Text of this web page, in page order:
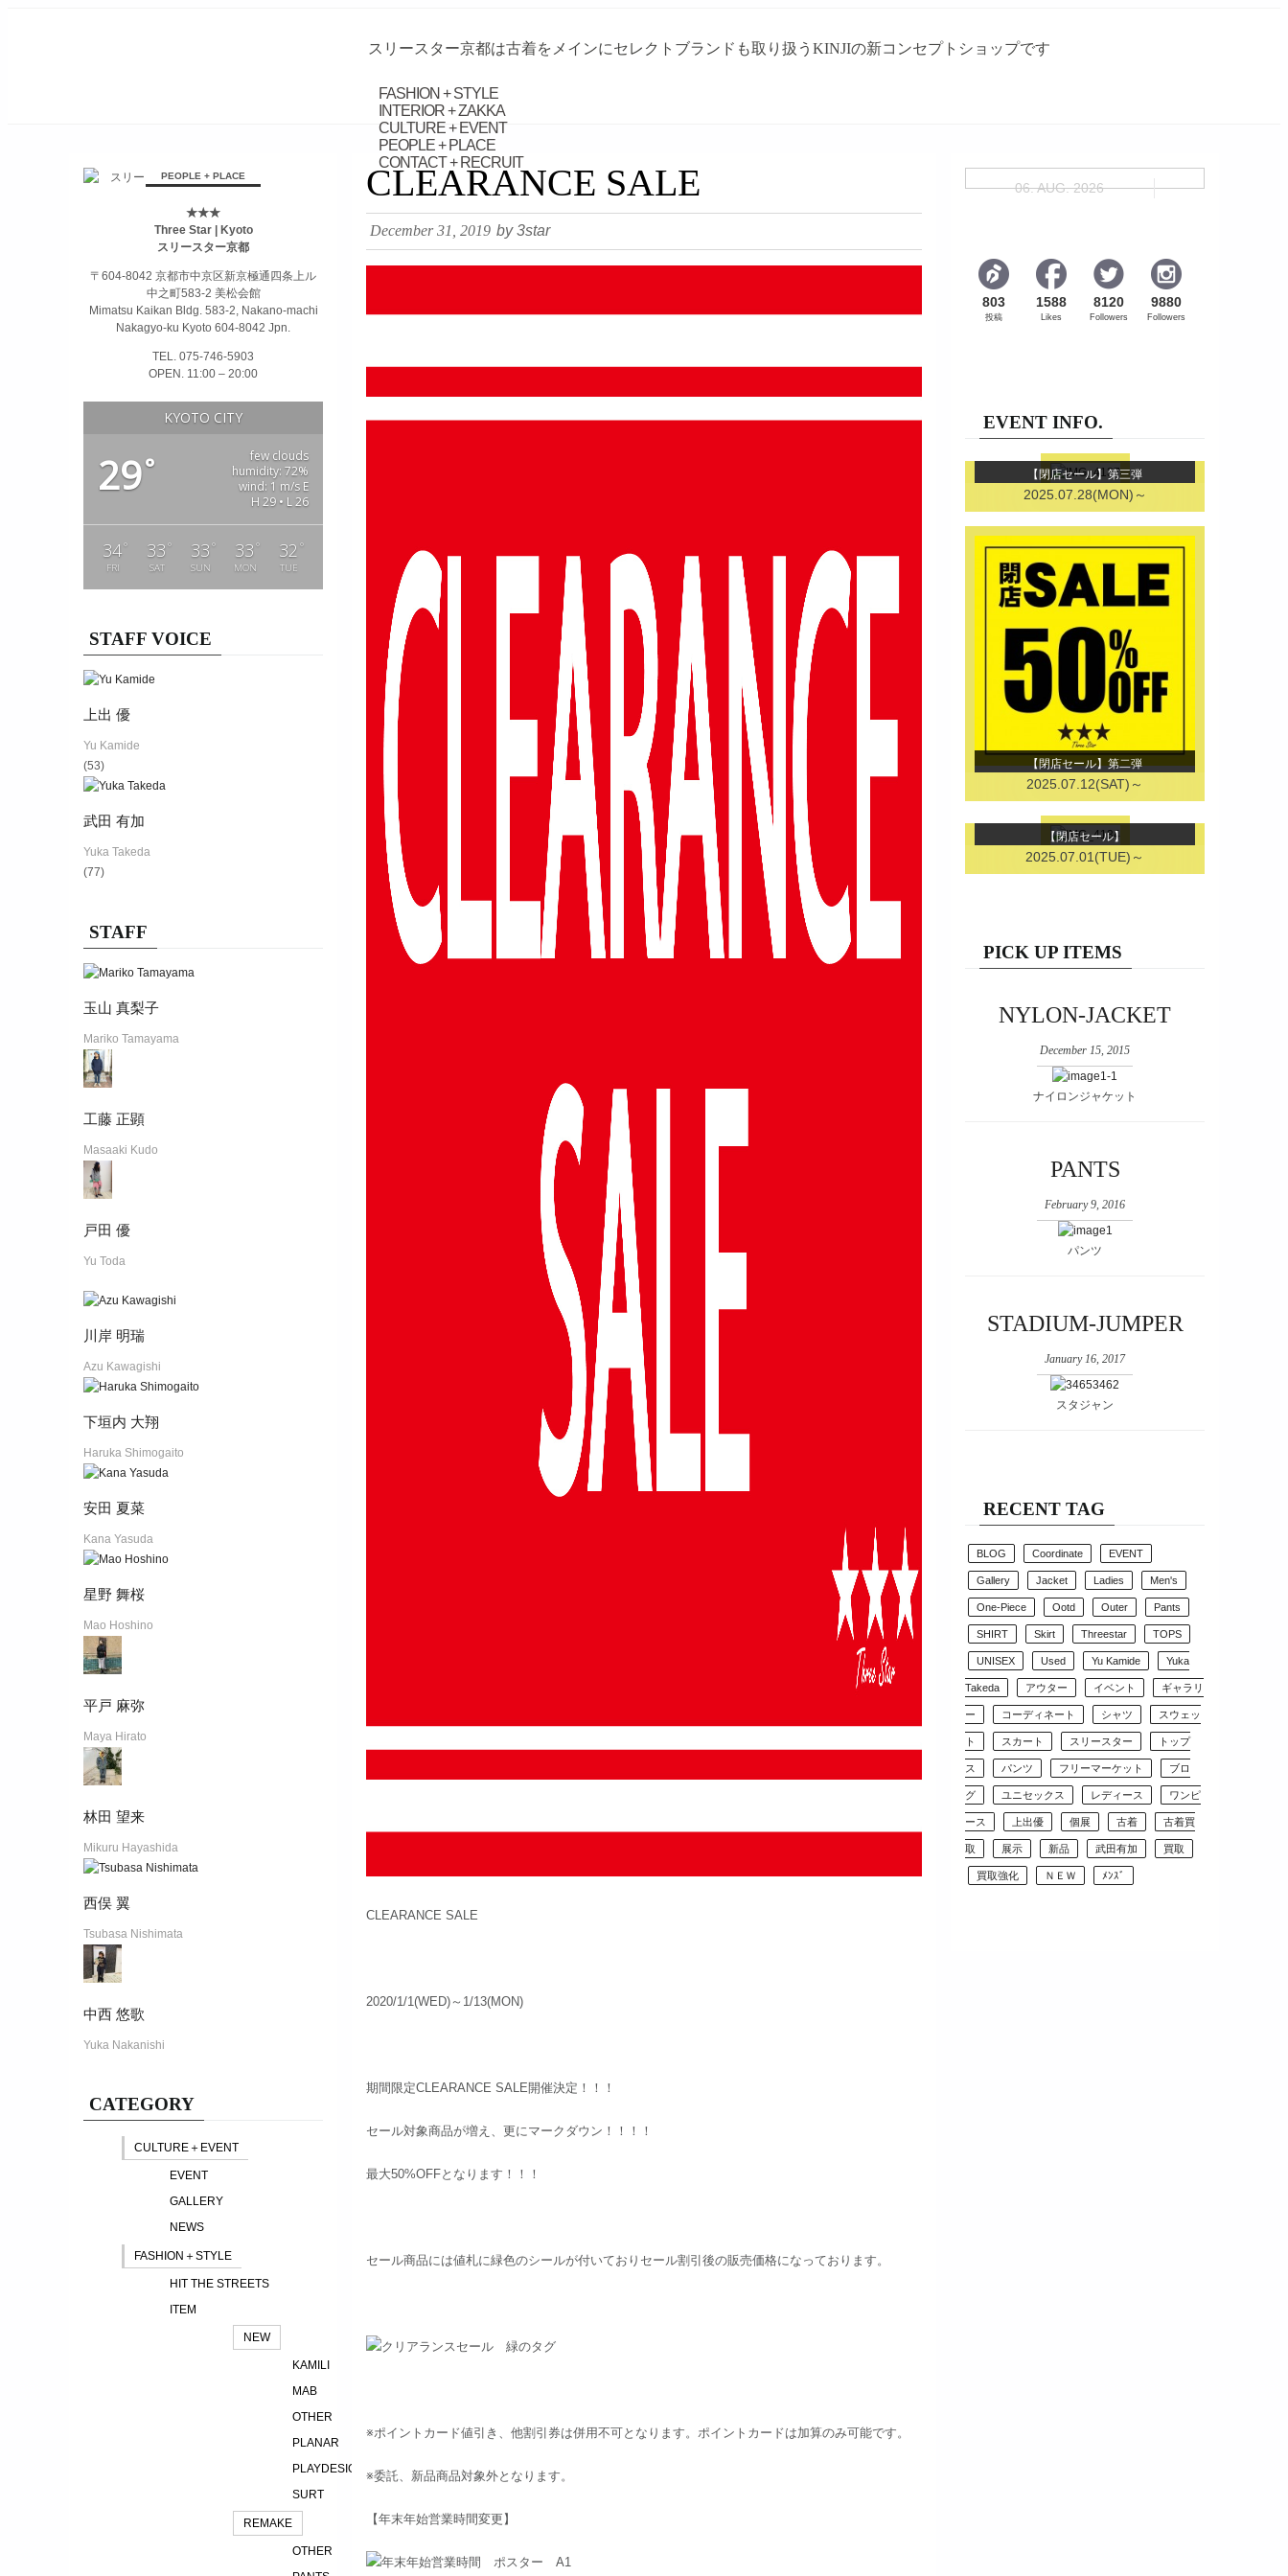
スリースター京都は古着をメインにセレクトブランドも取り扱うKINJIの新コンセプトショップです
FASHION + STYLE
INTERIOR + ZAKKA
CULTURE + EVENT
PEOPLE + PLACE
CONTACT + RECRUIT
займ на карту онлайн без отказа
PEOPLE + PLACE
★★★
Three Star | Kyoto
スリースター京都
〒604-8042 京都市中京区新京極通四条上ル
中之町583-2 美松会館
Mimatsu Kaikan Bldg. 583-2, Nakano-machi
Nakagyo-ku Kyoto 604-8042 Jpn.
TEL. 075-746-5903
OPEN. 11:00 – 20:00
KYOTO CITY
29°
few clouds
humidity: 72%
wind: 1 m/s E
H 29 • L 26
34°
FRI
33 °
SAT
33 °
SUN
33 °
MON
32 °
TUE
STAFF VOICE
上出 優
Yu Kamide
(53)
武田 有加
Yuka Takeda
(77)
STAFF
玉山 真梨子
Mariko Tamayama
工藤 正顕
Masaaki Kudo
戸田 優
Yu Toda
川岸 明瑞
Azu Kawagishi
下垣内 大翔
Haruka Shimogaito
安田 夏菜
Kana Yasuda
星野 舞桜
Mao Hoshino
平戸 麻弥
Maya Hirato
林田 望来
Mikuru Hayashida
西俣 翼
Tsubasa Nishimata
中西 悠歌
Yuka Nakanishi
CATEGORY
CULTURE＋EVENT
EVENT
GALLERY
NEWS
FASHION＋STYLE
HIT THE STREETS
ITEM
NEW
KAMILI
MAB
OTHER
PLANAR
PLAYDESIGN
SURT
REMAKE
OTHER
CLEARANCE SALE
December 31, 2019 by 3star
CLEARANCE SALE
2020/1/1(WED)～1/13(MON)
期間限定CLEARANCE SALE開催決定！！！
セール対象商品が増え、更にマークダウン！！！！
最大50%OFFとなります！！！
セール商品には値札に緑色のシールが付いておりセール割引後の販売価格になっております。
※ポイントカード値引き、他割引券は併用不可となります。ポイントカードは加算のみ可能です。
※委託、新品商品対象外となります。
【年末年始営業時間変更】
06. AUG. 2026
803
投稿
1588
Likes
8120
Followers
9880
Followers
EVENT INFO.
【閉店セール】第三弾
2025.07.28(MON)～
【閉店セール】第二弾
2025.07.12(SAT)～
【閉店セール】
2025.07.01(TUE)～
PICK UP ITEMS
NYLON-JACKET
December 15, 2015
ナイロンジャケット
PANTS
February 9, 2016
パンツ
STADIUM-JUMPER
January 16, 2017
スタジャン
RECENT TAG
BLOG Coordinate EVENT
Gallery Jacket Ladies Men's
One-Piece Ootd Outer Pants
SHIRT Skirt Threestar TOPS
UNISEX Used Yu Kamide Yuka
Takeda アウター イベント ギャラリ
ー コーディネート シャツ スウェッ
ト スカート スリースター トップ
ス パンツ フリーマーケット ブロ
グ ユニセックス レディース ワンピ
ース 上出優 個展 古着 古着買
取 展示 新品 武田有加 買取
買取強化 ＮＥＷ ﾒﾝｽﾞ